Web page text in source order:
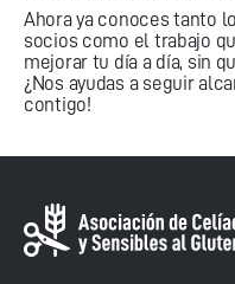
Ahora ya conoces tanto
socios como el trabajo
mejorar tu día a día, sin
¿Nos ayudas a seguir
contigo!